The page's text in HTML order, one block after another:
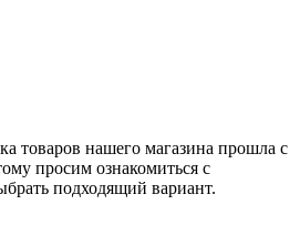
товаров нашего магазина прошла с
просим ознакомиться с
подходящий вариант.